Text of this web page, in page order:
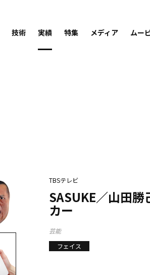
技術 実績 特集 メディア ムー
TBSテレビ
SASUKE／山田
カー
芸能
フェイス